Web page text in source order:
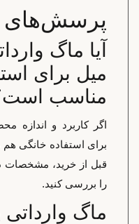
پرسش‌های
میل برای
مناسب است؟
اگر کاربرد و اندازه
برای استفاده خانگی هم
قبل از خرید، مشخصات
را بررسی کنید.